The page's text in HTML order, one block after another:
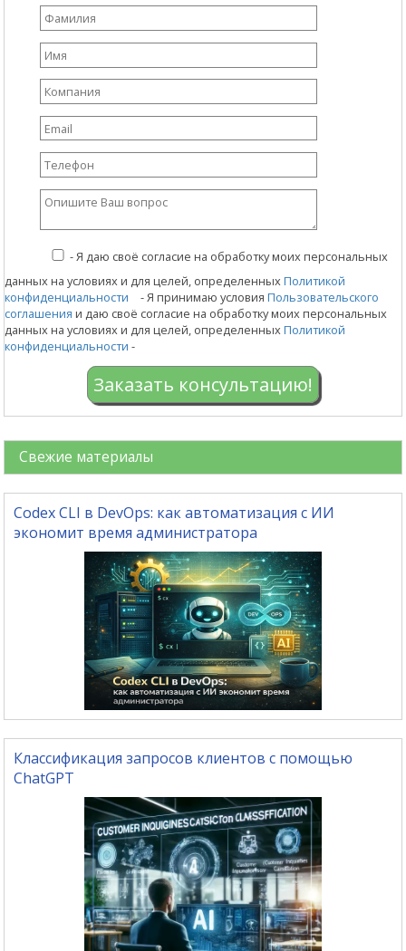
-Я даю своё согласие на обработку моих персональных
данных на условиях и для целей, определенныхПолитикой
конфиденциальности
- Я принимаю условияПользовательского
соглашения и даю своё согласие на обработку моих персональных
данных на условиях и для целей, определенныхПолитикой
конфиденциальности -
Заказать консультацию!
Свежие материалы
Codex CLI в DevOps: как автоматизация с ИИ
экономит время администратора
Классификация запросов клиентов с помощью
ChatGPT